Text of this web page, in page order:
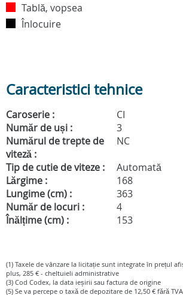
Tablă, vopsea
Înlocuire
Caracteristici tehnice
Caroserie :
CI
Număr de uși :
3
Numărul de trepte de
viteză :
NC
Tip de cutie de viteze :
Automată
Lărgime :
168
Lungime (cm) :
363
Număr de locuri :
4
Înălțime (cm) :
153
(1) Taxele de vânzare la licitație sunt integrate în prețul
plus, 285 € - cheltuieli administrative
(3) Cod Codex, la data ieșirii sau factura de origine
(5) Se va percepe o taxă de depozitare de 12,50 € fără